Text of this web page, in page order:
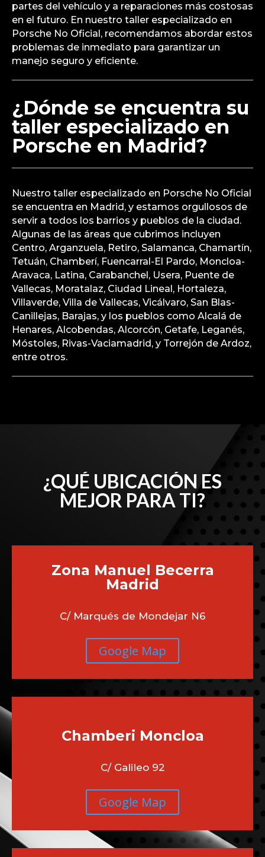
partes del vehículo y a reparaciones más costosas
en el futuro. En nuestro taller especializado en
Porsche No Oficial, recomendamos abordar estos
problemas de inmediato para garantizar un
manejo seguro y eficiente.
¿Dónde se encuentra su
taller especializado en
Porsche en Madrid?
Nuestro taller especializado en Porsche No Oficial
se encuentra en Madrid, y estamos orgullosos de
servir a todos los barrios y pueblos de la ciudad.
Algunas de las áreas que cubrimos incluyen
Centro, Arganzuela, Retiro, Salamanca, Chamartín,
Tetuán, Chamberí, Fuencarral-El Pardo, Moncloa-
Aravaca, Latina, Carabanchel, Usera, Puente de
Vallecas, Moratalaz, Ciudad Lineal, Hortaleza,
Villaverde, Villa de Vallecas, Vicálvaro, San Blas-
Canillejas, Barajas, y los pueblos como Alcalá de
Henares, Alcobendas, Alcorcón, Getafe, Leganés,
Móstoles, Rivas-Vaciamadrid, y Torrejón de Ardoz,
entre otros.
¿QUÉ UBICACIÓN ES
MEJOR PARA TI?
Zona Manuel Becerra
Madrid
C/ Marqués de Mondejar N6
Google Map
Chamberi Moncloa
C/ Galileo 92
Google Map